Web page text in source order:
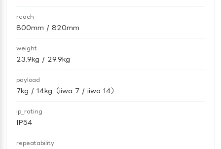
reach
800mm / 820mm
weight
23.9kg / 29.9kg
payload
7kg / 14kg（iiwa 7 / iiwa 14）
ip_rating
IP54
repeatability